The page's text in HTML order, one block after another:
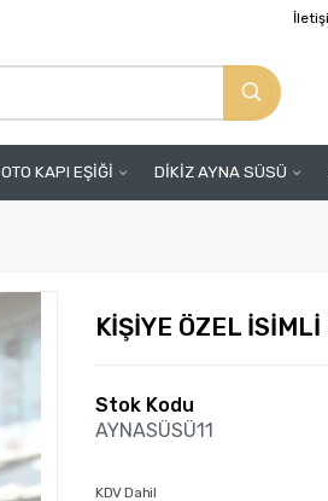
OTO KAPI EŞİĞİ DİKİZ AYNA SÜSÜ
KİŞİYE ÖZEL
Stok Kodu
AYNASÜSÜ11
KDV Dahil